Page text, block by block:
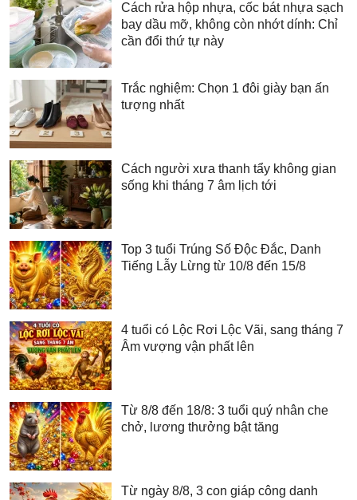
Cách rửa hộp nhựa, cốc bát nhựa sạch
bay dầu mỡ, không còn nhớt dính: Chỉ
cần đổi thứ tự này
Trắc nghiệm: Chọn 1 đôi giày bạn ấn
tượng nhất
Cách người xưa thanh tẩy không gian
sống khi tháng 7 âm lịch tới
Top 3 tuổi Trúng Số Độc Đắc, Danh
Tiếng Lẫy Lừng từ 10/8 đến 15/8
4 tuổi có Lộc Rơi Lộc Vãi, sang tháng 7
Âm vượng vận phất lên
Từ 8/8 đến 18/8: 3 tuổi quý nhân che
chở, lương thưởng bật tăng
Từ ngày 8/8, 3 con giáp công danh